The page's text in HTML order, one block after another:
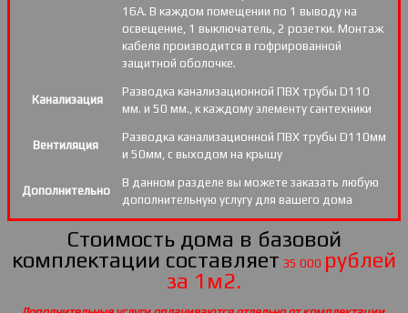
16А. В каждом помещении по 1 выводу на
освещение, 1 выключатель, 2 розетки. Монтаж
кабеля производится в гофрированной
защитной оболочке.
Канализация
Разводка канализационной ПВХ трубы D110
мм. и 50 мм., к каждому элементу сантехники
Вентиляция
Разводка канализационной ПВХ трубы D110мм
и 50мм, с выходом на крышу
Дополнительно
В данном разделе вы можете заказать любую
дополнительную услугу для вашего дома
Стоимость дома в базовой
комплектации составляет 35 000 рублей
за 1м2.